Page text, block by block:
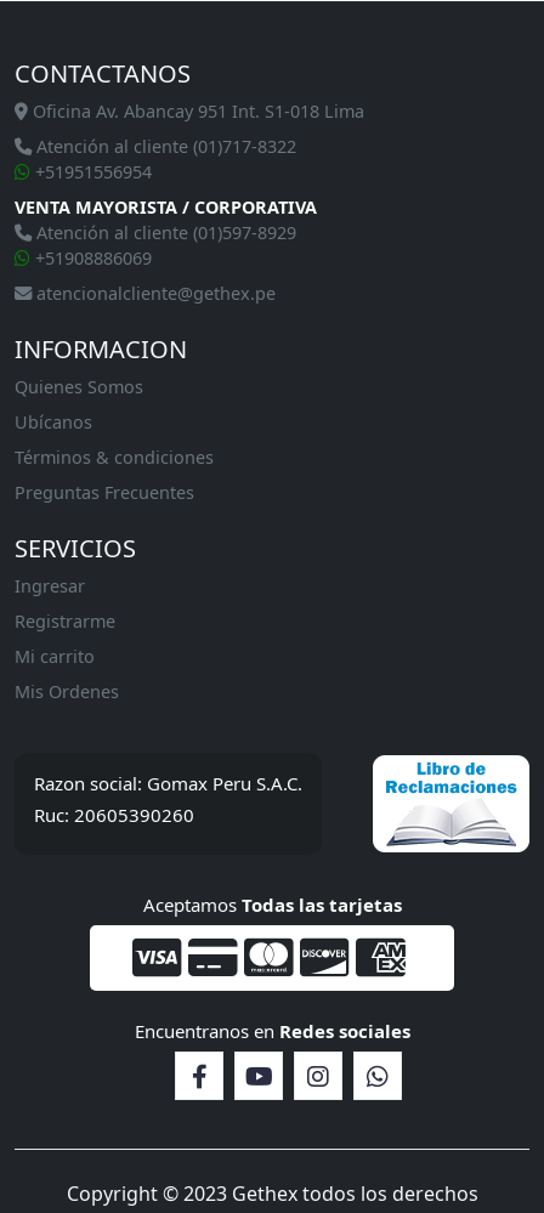
CONTACTANOS
Oficina Av. Abancay 951 Int. S1-018 Lima
Atención al cliente (01)717-8322
+51951556954
VENTA MAYORISTA / CORPORATIVA
Atención al cliente (01)597-8929
+51908886069
atencionalcliente@gethex.pe
INFORMACION
Quienes Somos
Ubícanos
Términos & condiciones
Preguntas Frecuentes
SERVICIOS
Ingresar
Registrarme
Mi carrito
Mis Ordenes
Razon social: Gomax Peru S.A.C.
Ruc: 20605390260
Aceptamos Todas las tarjetas
Encuentranos en Redes sociales
Copyright © 2023 Gethex todos los derechos